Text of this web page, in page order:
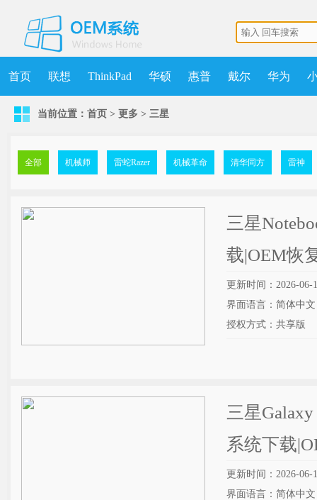
首页 联想 ThinkPad 华硕 惠普 戴尔 华为
机械师 MSDN 清华同方
当前位置： 首页 > 更多 > 三星
全部 机械师 雷蛇Razer 机械革命 清华同方 雷神
三星
载|OEM恢
更新时间：2026-06-
界面语言：简体中文
授权方式：共享版
三星
系统下载
更新时间：2026-06-
界面语言：简体中文